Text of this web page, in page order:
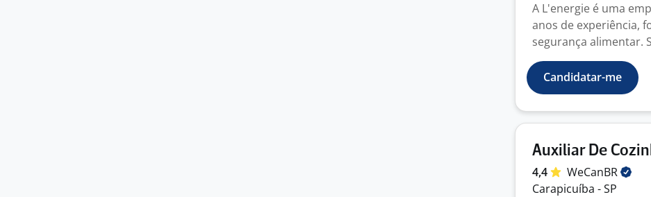
A L'energie é uma
anos de experiência,
segurança alimentar.
Candidatar-me
Auxiliar De
4,4
WeCanBR
Carapicuíba - SP